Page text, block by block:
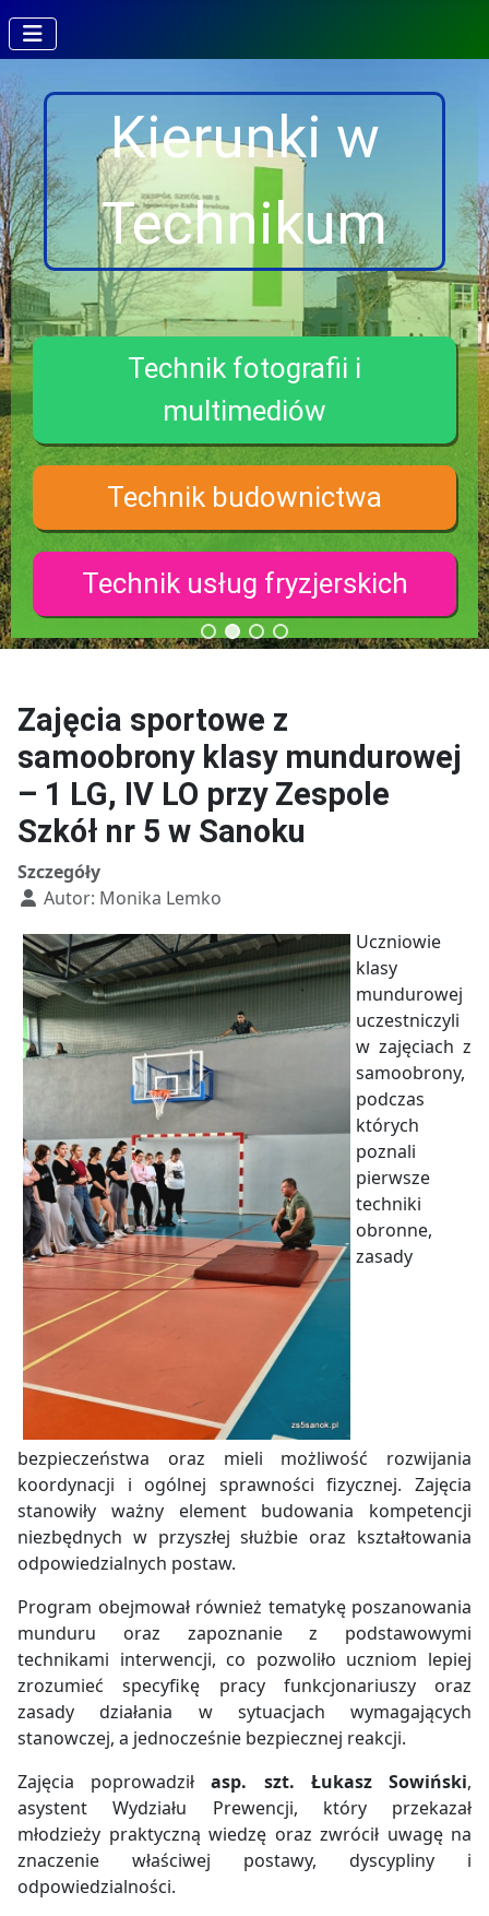
Kierunki w
Technikum
Technik fotografii i
multimediów
Technik budownictwa
Technik usług fryzjerskich
Zajęcia sportowe z
samoobrony klasy mundurowej
– 1 LG, IV LO przy Zespole
Szkół nr 5 w Sanoku
Szczegóły
Autor: Monika Lemko
Uczniowie
klasy
mundurowej
uczestniczyli
w zajęciach z
samoobrony,
podczas
których
poznali
pierwsze
techniki
obronne,
zasady
bezpieczeństwa oraz mieli możliwość rozwijania
koordynacji i ogólnej sprawności fizycznej. Zajęcia
stanowiły ważny element budowania kompetencji
niezbędnych w przyszłej służbie oraz kształtowania
odpowiedzialnych postaw.
Program obejmował również tematykę poszanowania
munduru oraz zapoznanie z podstawowymi
technikami interwencji, co pozwoliło uczniom lepiej
zrozumieć specyfikę pracy funkcjonariuszy oraz
zasady działania w sytuacjach wymagających
stanowczej, a jednocześnie bezpiecznej reakcji.
Zajęcia poprowadziłasp. szt. Łukasz Sowiński,
asystent Wydziału Prewencji, który przekazał
młodzieży praktyczną wiedzę oraz zwrócił uwagę na
znaczenie właściwej postawy, dyscypliny i
odpowiedzialności.